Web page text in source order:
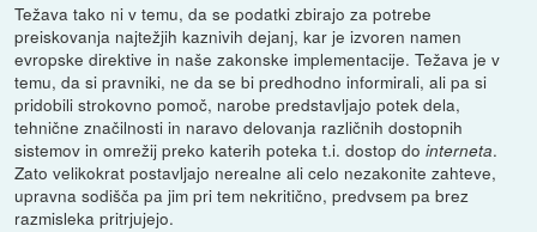
Težava tako ni v temu, da se podatki zbirajo za potrebe
preiskovanja najtežjih kaznivih dejanj, kar je izvoren namen
evropske direktive in naše zakonske implementacije. Težava je v
temu, da si pravniki, ne da se bi predhodno informirali, ali pa si
pridobili strokovno pomoč, narobe predstavljajo potek dela,
tehnične značilnosti in naravo delovanja različnih dostopnih
sistemov in omrežij preko katerih poteka t.i. dostop dointerneta.
Zato velikokrat postavljajo nerealne ali celo nezakonite zahteve,
upravna sodišča pa jim pri tem nekritično, predvsem pa brez
razmisleka pritrjujejo.